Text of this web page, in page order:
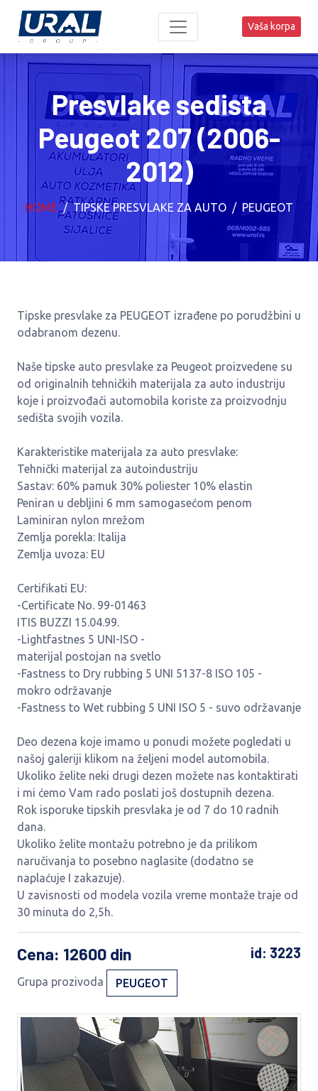
Vaša korpa
Presvlake sedista
Peugeot 207 (2006-
2012)
HOME TIPSKE PRESVLAKE ZA AUTO PEUGEOT
Tipske presvlake za PEUGEOT izrađene po porudžbini u
odabranom dezenu.
Naše tipske auto presvlake za Peugeot proizvedene su
od originalnih tehničkih materijala za auto industriju
koje i proizvođači automobila koriste za proizvodnju
sedišta svojih vozila.
Karakteristike materijala za auto presvlake:
Tehnički materijal za autoindustriju
Sastav: 60% pamuk 30% poliester 10% elastin
Peniran u debljini 6 mm samogasećom penom
Laminiran nylon mrežom
Zemlja porekla: Italija
Zemlja uvoza: EU
Certifikati EU:
-Certificate No. 99-01463
ITIS BUZZI 15.04.99.
-Lightfastnes 5 UNI-ISO -
materijal postojan na svetlo
-Fastness to Dry rubbing 5 UNI 5137-8 ISO 105 -
mokro održavanje
-Fastness to Wet rubbing 5 UNI ISO 5 - suvo održavanje
Deo dezena koje imamo u ponudi možete pogledati u
našoj galeriji klikom na željeni model automobila.
Ukoliko želite neki drugi dezen možete nas kontaktirati
i mi ćemo Vam rado poslati još dostupnih dezena.
Rok isporuke tipskih presvlaka je od 7 do 10 radnih
dana.
Ukoliko želite montažu potrebno je da prilikom
naručivanja to posebno naglasite (dodatno se
naplaćuje I zakazuje).
U zavisnosti od modela vozila vreme montaže traje od
30 minuta do 2,5h.
Cena: 12600 din id: 3223
Grupa prozivoda PEUGEOT